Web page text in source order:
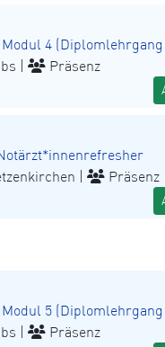
Modul 4 (Diplomlehrgang
| Präsenz
| Präsenz
Modul 5 (Diplomlehrgang
| Präsenz